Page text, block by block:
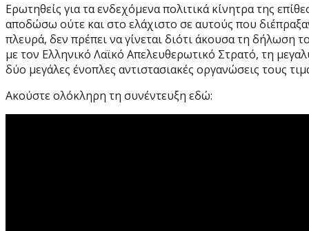
Ερωτηθείς για τα ενδεχόμενα πολιτικά κίνητρα της
αποδώσω ούτε και στο ελάχιστο σε αυτούς που
πλευρά, δεν πρέπει να γίνεται διότι άκουσα τη δήλωση
με τον Ελληνικό Λαϊκό Απελευθερωτικό Στρατό, τη
δύο μεγάλες ένοπλες αντιστασιακές οργανώσεις τους
Ακούστε ολόκληρη τη συνέντευξη εδώ: